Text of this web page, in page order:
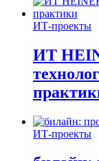
ИТ-проекты
ИТ
ИТ-проекты